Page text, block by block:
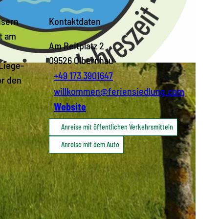
am
den
Kontaktdaten
Am Reitplatz 2
09526Olbernhau
+49 173 3901647
willkommen@feriensiedlung.com
Website
Anreise mit öffentlichen Verkehrsmitteln
Anreise mit dem Auto